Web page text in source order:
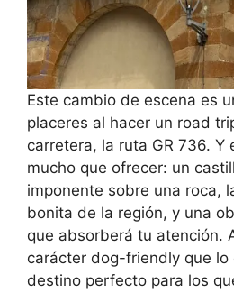
Este cambio de escena es
placeres al hacer un road
carretera, la ruta GR 736. Y
mucho que ofrecer: un
imponente sobre una roca,
bonita de la región, y una
que absorberá tu atención.
carácter dog-friendly que lo
destino perfecto para los